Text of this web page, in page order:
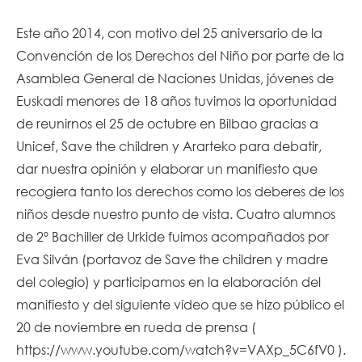
Este año 2014, con motivo del 25 aniversario de la
Convención de los Derechos del Niño por parte de la
Asamblea General de Naciones Unidas, jóvenes de
Euskadi menores de 18 años tuvimos la oportunidad
de reunirnos el 25 de octubre en Bilbao gracias a
Unicef, Save the children y Ararteko para debatir,
dar nuestra opinión y elaborar un manifiesto que
recogiera tanto los derechos como los deberes de los
niños desde nuestro punto de vista. Cuatro alumnos
de 2º Bachiller de Urkide fuimos acompañados por
Eva Silván (portavoz de Save the children y madre
del colegio) y participamos en la elaboración del
manifiesto y del siguiente vídeo que se hizo público el
20 de noviembre en rueda de prensa (
https://www.youtube.com/watch?v=VAXp_5C6fV0 ).